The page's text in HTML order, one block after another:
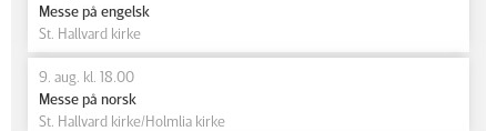
Messe på engelsk
St. Hallvard kirke
9. aug. kl. 18.00
Messe på norsk
St. Hallvard kirke/Holmlia kirke